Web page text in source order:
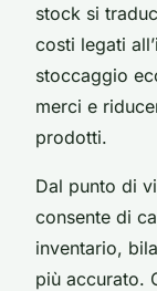
stock si
costi legati
stoccaggio
merci e
prodotti.
Dal punto di
consente di
inventario,
più accurato.